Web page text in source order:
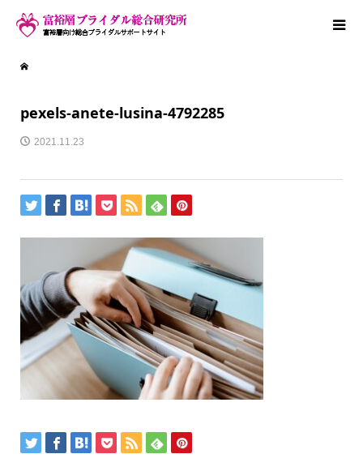
pexels-anete-lusina-4792285
2021.11.23